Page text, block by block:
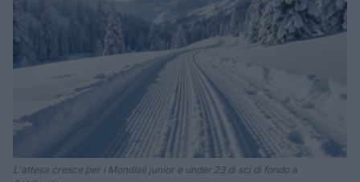
L'attesa cresce per i Mondiali junior e under 23 di sci di fondo a